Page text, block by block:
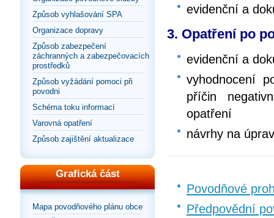
Způsob vyhlašování SPA
Organizace dopravy
Způsob zabezpečení
záchranných a zabezpečovacích
prostředků
Způsob vyžádání pomoci při
povodni
Schéma toku informací
Varovná opatření
Způsob zajištění aktualizace
Grafická část
Mapa povodňového plánu obce
evidenční a
3. Opatření po
evidenční a
vyhodnocení
příčin
opatření
návrhy na
Povodňové
Předpovědní